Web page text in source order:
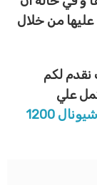
من خلال
لكم
علي
سعر مكنسة ناشيونال 1200